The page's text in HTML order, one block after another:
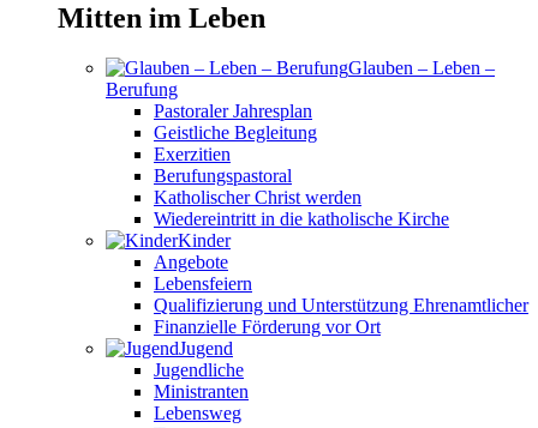
Mitten im Leben
Glauben – Leben –
Berufung
Pastoraler Jahresplan
Geistliche Begleitung
Exerzitien
Berufungspastoral
Katholischer Christ werden
Wiedereintritt in die katholische Kirche
Kinder
Angebote
Lebensfeiern
Qualifizierung und Unterstützung Ehrenamtlicher
Finanzielle Förderung vor Ort
Jugend
Jugendliche
Ministranten
Lebensweg